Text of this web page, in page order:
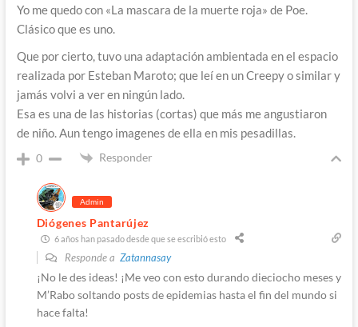
Yo me quedo con «La mascara de la muerte roja» de Poe.
Clásico que es uno.
Que por cierto, tuvo una adaptación ambientada en el espacio
realizada por Esteban Maroto; que leí en un Creepy o similar y
jamás volvi a ver en ningún lado.
Esa es una de las historias (cortas) que más me angustiaron
de niño. Aun tengo imagenes de ella en mis pesadillas.
0 Responder
Admin
Diógenes Pantarújez
6 años han pasado desde que se escribió esto
Responde a Zatannasay
¡No le des ideas! ¡Me veo con esto durando dieciocho meses y
M’Rabo soltando posts de epidemias hasta el fin del mundo si
hace falta!